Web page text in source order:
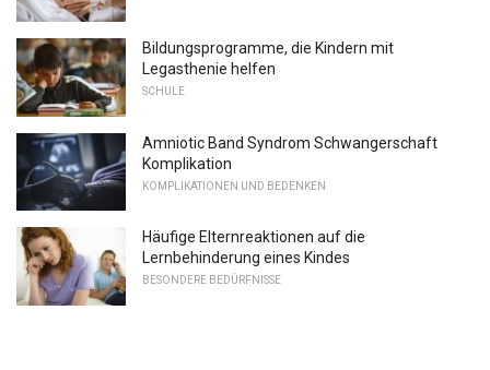
Bildungsprogramme, die Kindern mit
Legasthenie helfen
SCHULE
Amniotic Band Syndrom Schwangerschaft
Komplikation
KOMPLIKATIONEN UND BEDENKEN
Häufige Elternreaktionen auf die
Lernbehinderung eines Kindes
BESONDERE BEDÜRFNISSE